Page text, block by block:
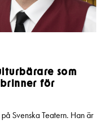
som
för
Svenska Teatern. Han är